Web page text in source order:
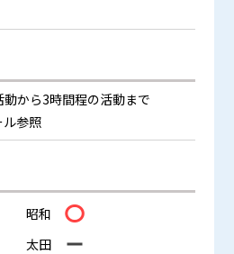
から3時間程の活動まで
参照
昭和
太田